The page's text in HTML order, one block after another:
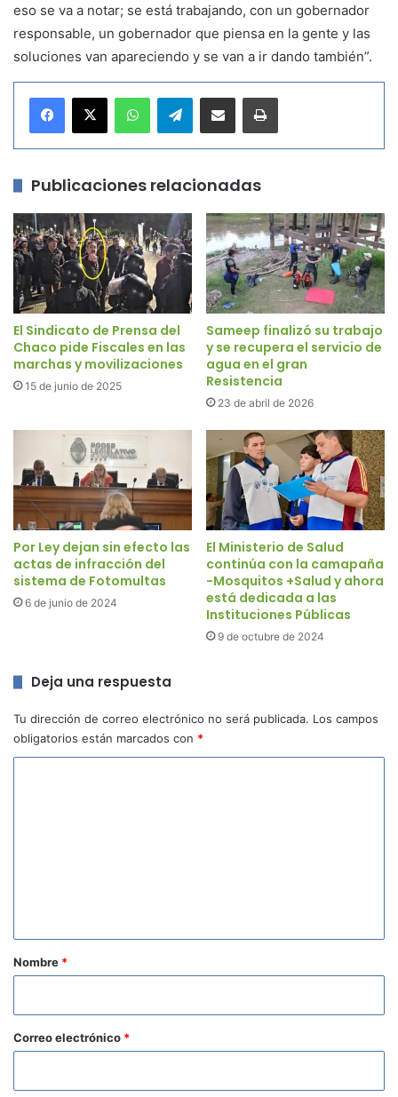
eso se va a notar; se está trabajando, con un gobernador
responsable, un gobernador que piensa en la gente y las
soluciones van apareciendo y se van a ir dando también”.
Telegram
Publicaciones relacionadas
El Sindicato de Prensa del
Chaco pide Fiscales en las
marchas y movilizaciones
15 de junio de 2025
Sameep finalizó su trabajo
y se recupera el servicio de
agua en el gran
Resistencia
23 de abril de 2026
Por Ley dejan sin efecto las
actas de infracción del
sistema de Fotomultas
6 de junio de 2024
El Ministerio de Salud
continúa con la camapaña
-Mosquitos +Salud y ahora
está dedicada a las
Instituciones Públicas
9 de octubre de 2024
Deja una respuesta
Tu dirección de correo electrónico no será publicada. Los campos
obligatorios están marcados con *
r
o
*
Nombre *
Correo electrónico *